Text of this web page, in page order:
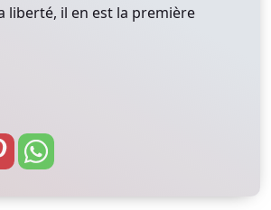
liberté, il en est la première